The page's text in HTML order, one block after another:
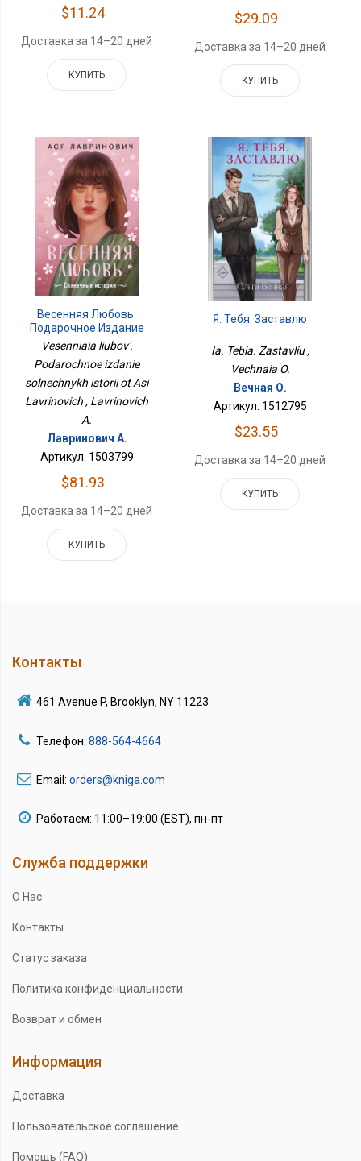
$11.24
Доставка за 14–20 дней
КУПИТЬ
$29.09
Доставка за 14–20 дней
КУПИТЬ
Весенняя Любовь.
Подарочное Издание
Солнечных Историй От
Vesenniaia liubov'.
Podarochnoe izdanie
solnechnykh istorii ot Asi
Lavrinovich , Lavrinovich
A.
Лавринович А.
Артикул: 1503799
$81.93
Доставка за 14–20 дней
КУПИТЬ
Я. Тебя. Заставлю
Ia. Tebia. Zastavliu ,
Vechnaia O.
Вечная О.
Артикул: 1512795
$23.55
Доставка за 14–20 дней
КУПИТЬ
Контакты
461 Avenue P, Brooklyn, NY 11223
Телефон: 888-564-4664
Email: orders@kniga.com
Работаем: 11:00–19:00 (EST), пн-пт
Служба поддержки
О Нас
Контакты
Статус заказа
Политика конфиденциальности
Возврат и обмен
Информация
Доставка
Пользовательское соглашение
Помощь (FAQ)